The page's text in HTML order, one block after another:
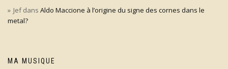
Jefdans Aldo Maccione à l’origine du signe des cornes dans le
metal?
MA MUSIQUE